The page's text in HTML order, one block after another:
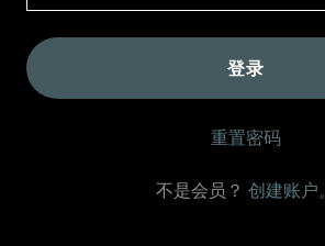
登录
重置密码
不是会员？ 创建账户。